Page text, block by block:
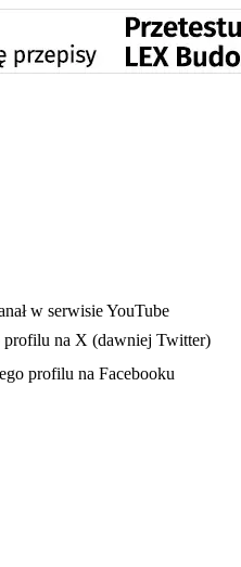
karcie
w serwisie YouTube
profilu na X (dawniej Twitter)
karcie
profilu na Facebooku